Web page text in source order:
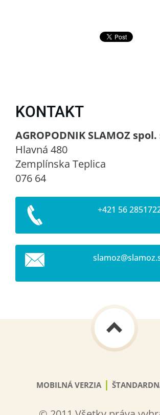
KONTAKT
AGROPODNIK SLAMOZ
Hlavná 480
Zemplínska Teplica
076 64
+421 56
slamoz@s
MOBILNÁ VERZIA |